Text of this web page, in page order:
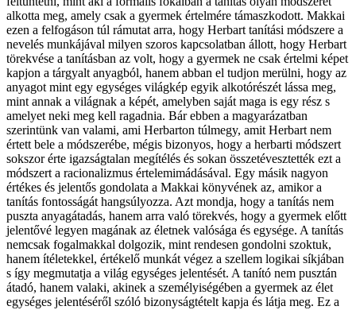
alkotta meg, amely csak a gyermek értelmére támaszkodott. Makkai
ezen a felfogáson túl rámutat arra, hogy Herbart tanítási módszere a
nevelés munkájával milyen szoros kapcsolatban állott, hogy Herbart
törekvése a tanításban az volt, hogy a gyermek ne csak értelmi képet
kapjon a tárgyalt anyagból, hanem abban el tudjon merülni, hogy az
anyagot mint egy egységes világkép egyik alkotórészét lássa meg,
mint annak a világnak a képét, amelyben saját maga is egy rész s
amelyet neki meg kell ragadnia. Bár ebben a magyarázatban
szerintünk van valami, ami Herbarton túlmegy, amit Herbart nem
értett bele a módszerébe, mégis bizonyos, hogy a herbarti módszert
sokszor érte igazságtalan megítélés és sokan összetévesztették ezt a
módszert a racionalizmus értelemimádásával. Egy másik nagyon
értékes és jelentős gondolata a Makkai könyvének az, amikor a
tanítás fontosságát hangsúlyozza. Azt mondja, hogy a tanítás nem
puszta anyagátadás, hanem arra való törekvés, hogy a gyermek előtt
jelentővé legyen magának az életnek valósága és egysége. A tanítás
nemcsak fogalmakkal dolgozik, mint rendesen gondolni szoktuk,
hanem ítéletekkel, értékelő munkát végez a szellem logikai síkjában
s így megmutatja a világ egységes jelentését. A tanító nem pusztán
átadó, hanem valaki, akinek a személyiségében a gyermek az élet
egységes jelentéséről szóló bizonyságtételt kapja és látja meg. Ez a